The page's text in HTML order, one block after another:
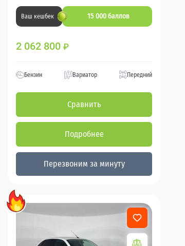
Ваш кешбек 15 000 баллов
2 062 800 ₽
Бензин Вариатор Передний
Сравнить
Подробнее
Перезвоним за минуту